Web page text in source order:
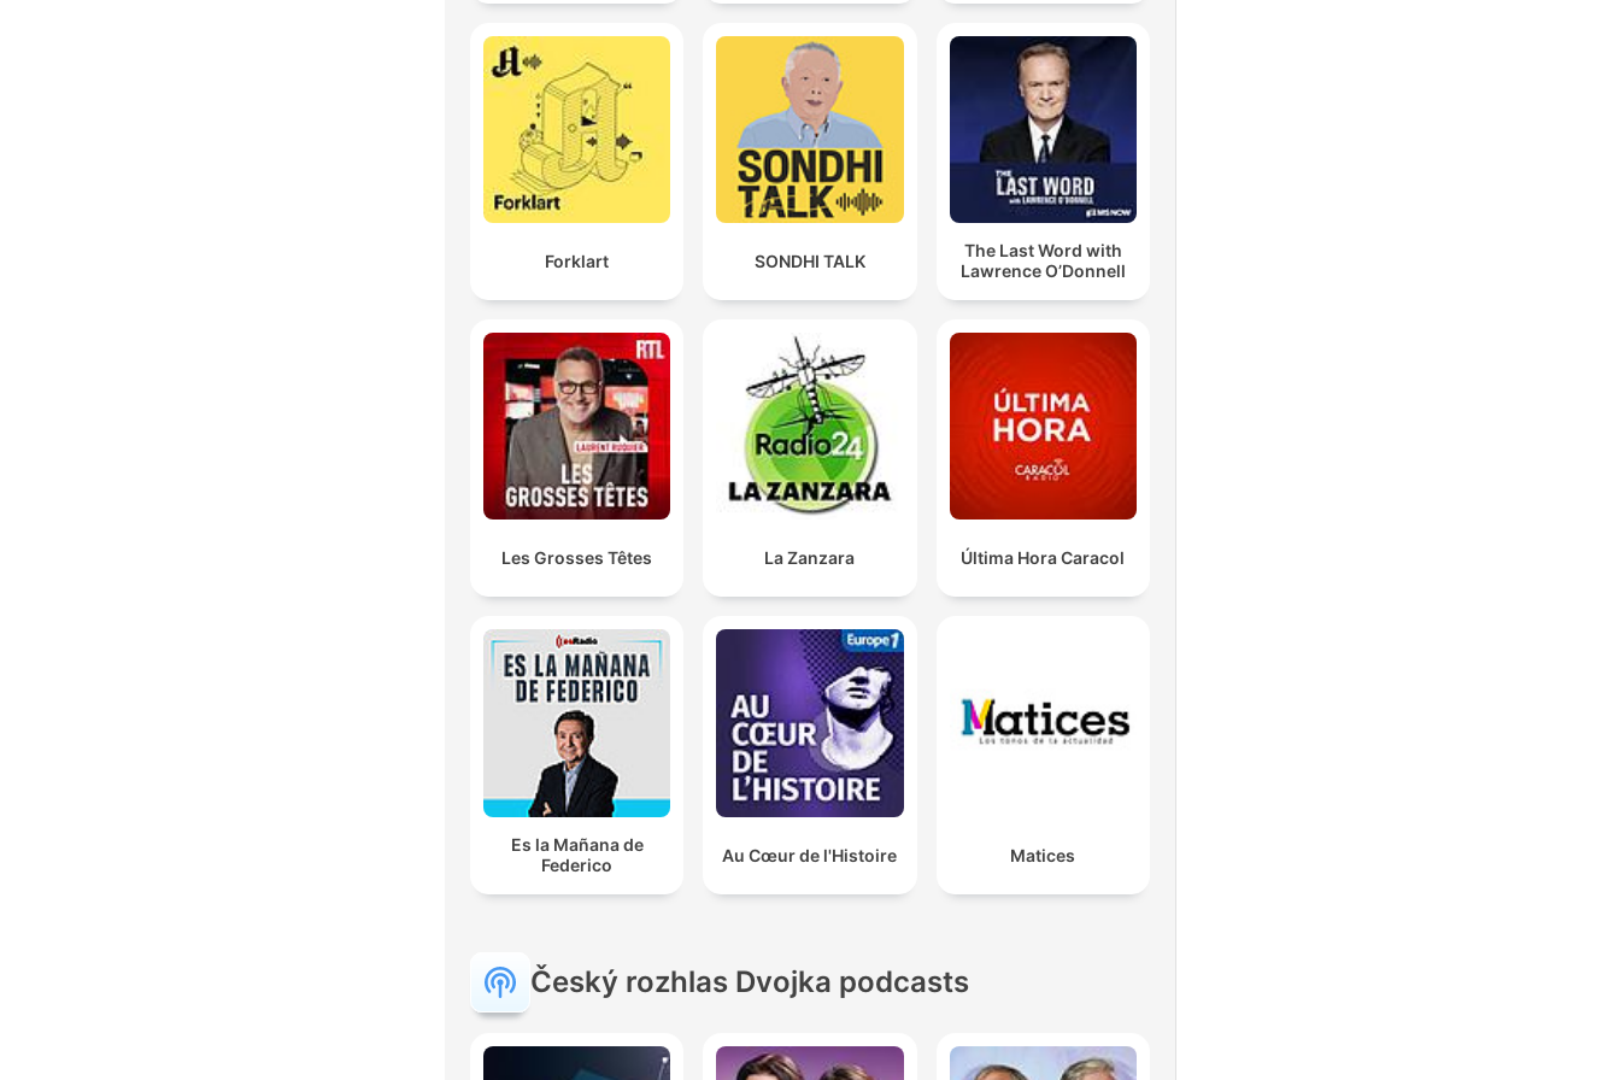
Forklart SONDHI TALK
The Last Word with
Lawrence O’Donnell
Les Grosses Têtes La Zanzara Última Hora Caracol
Es la Mañana de
Federico
Au Cœur de l'Histoire Matices
Český rozhlas Dvojka podcasts